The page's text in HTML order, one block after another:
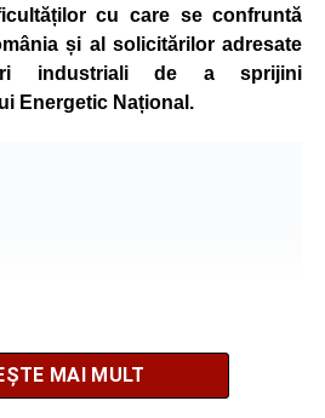
cu care se confruntă
și al solicitărilor adresate
industriali de a sprijini
Energetic Național.
MAI MULT